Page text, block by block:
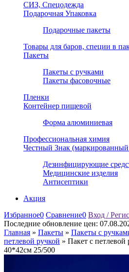
СИЗ, Спецодежда
Подарочная Упаковка
Подарочные пакеты
Товары для баров, специи в
Пакеты
Пакеты с ручками
Пакеты фасовочные
Пленки
Контейнер пищевой
Форма алюминиевая
Профессиональная химия
Честный Знак (маркированный
Дезинфицирующие
Медицинские изделия
Антисептики
Акция
Избранное0 Сравнение0 Вход /
Последние обновление цен:
Главная » Пакеты » Пакеты с
петлевой ручкой » Пакет с петлевой
40*42см 25/500